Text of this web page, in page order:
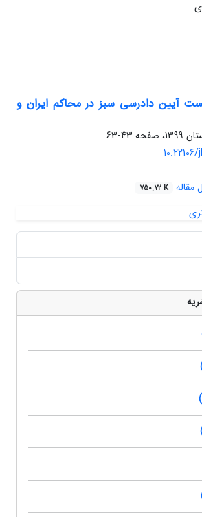
آیین دادرسی سبز در محاکم ایران و
43-63
مقاله 750.72 K